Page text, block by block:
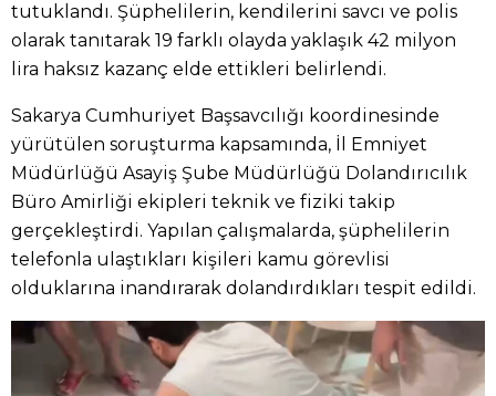
tutuklandı. Şüphelilerin, kendilerini savcı ve polis
olarak tanıtarak 19 farklı olayda yaklaşık 42 milyon
lira haksız kazanç elde ettikleri belirlendi.
Sakarya Cumhuriyet Başsavcılığı koordinesinde
yürütülen soruşturma kapsamında, İl Emniyet
Müdürlüğü Asayiş Şube Müdürlüğü Dolandırıcılık
Büro Amirliği ekipleri teknik ve fiziki takip
gerçekleştirdi. Yapılan çalışmalarda, şüphelilerin
telefonla ulaştıkları kişileri kamu görevlisi
olduklarına inandırarak dolandırdıkları tespit edildi.